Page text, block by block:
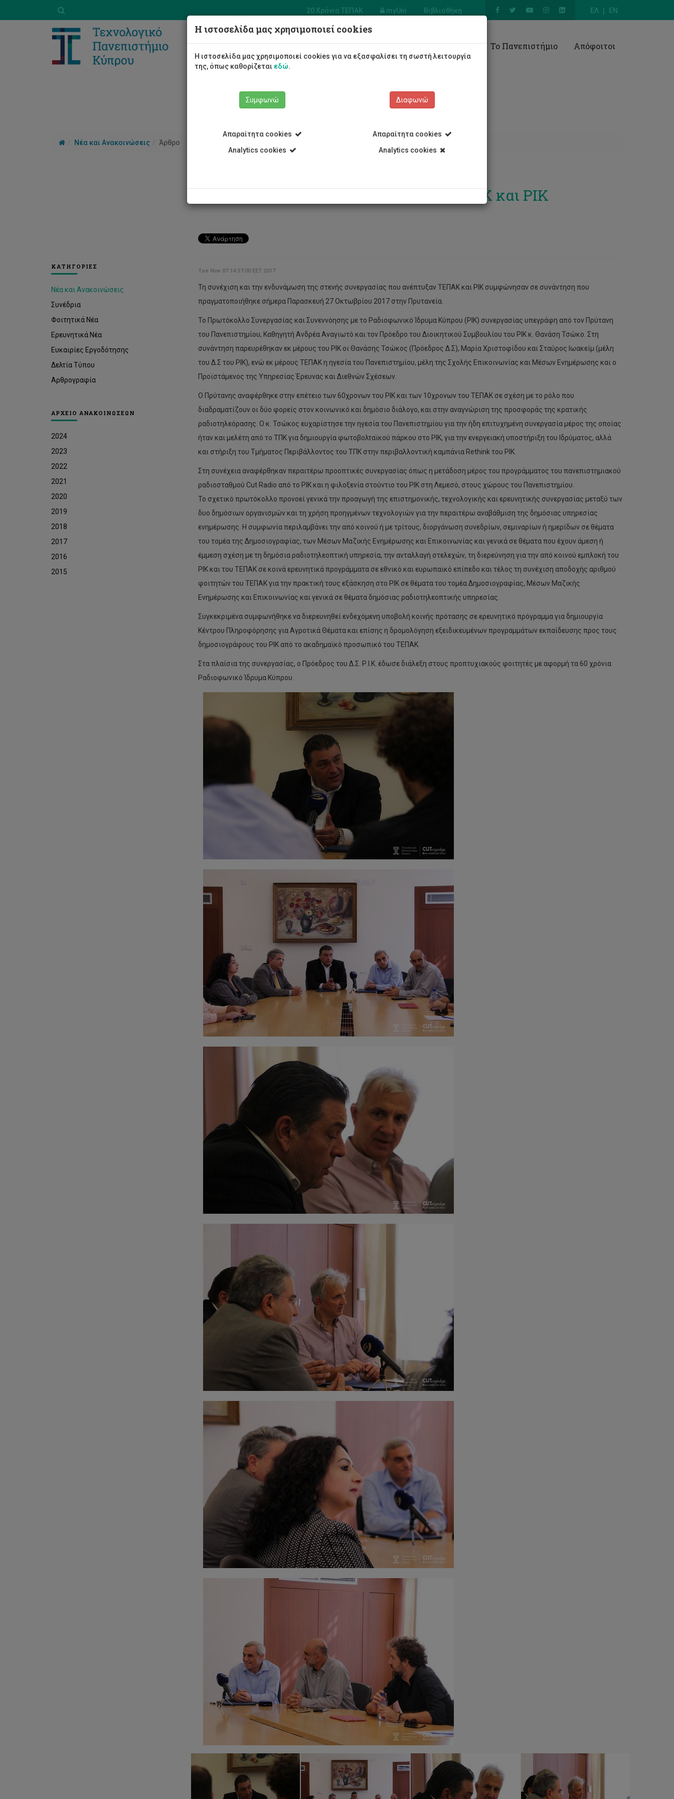
ΕΛ EN
20 Χρόνια ΤΕΠΑΚ myUni Βιβλιοθήκη
Φοιτητές/τριες Σπουδές Έρευνα Το Πανεπιστήμιο Απόφοιτοι
Νέα και Ανακοινώσεις Άρθρο
ΚΑΤΗΓΟΡΙΕΣ
Νέα και Ανακοινώσεις
Συνέδρια
Φοιτητικά Νέα
Ερευνητικά Νέα
Ευκαιρίες Εργοδότησης
Δελτία Τύπου
Αρθρογραφία
ΑΡΧΕΙΟ ΑΝΑΚΟΙΝΩΣΕΩΝ
2024
2023
2022
2021
2020
2019
2018
2017
2016
2015
Συνέχεια στη συνεργασία μεταξύ ΤΕΠΑΚ και ΡΙΚ
Tue Nov 07 14:37:00 EET 2017
Τη συνέχιση και την ενδυνάμωση της στενής συνεργασίας που ανέπτυξαν ΤΕΠΑΚ και ΡΙΚ συμφώνησαν σε συνάντηση που
πραγματοποιήθηκε σήμερα Παρασκευή 27 Οκτωβρίου 2017 στην Πρυτανεία.
Το Πρωτόκολλο Συνεργασίας και Συνεννόησης με το Ραδιοφωνικό Ίδρυμα Κύπρου (ΡΙΚ) συνεργασίας υπεγράφη από τον Πρύτανη
του Πανεπιστημίου, Καθηγητή Ανδρέα Αναγιωτό και τον Πρόεδρο του Διοικητικού Συμβουλίου του ΡΙΚ κ. Θανάση Τσώκο. Στη
συνάντηση παρευρέθηκαν εκ μέρους του ΡΙΚ οι Θανάσης Τσώκος (Πρόεδρος Δ.Σ), Μαρία Χριστοφίδου και Σταύρος Ιωακείμ (μέλη
του Δ.Σ του ΡΙΚ), ενώ εκ μέρους ΤΕΠΑΚ η ηγεσία του Πανεπιστημίου, μέλη της Σχολής Επικοινωνίας και Μέσων Ενημέρωσης και ο
Προϊστάμενος της Υπηρεσίας Έρευνας και Διεθνών Σχέσεων.
Ο Πρύτανης αναφέρθηκε στην επέτειο των 60χρονων του ΡΙΚ και των 10χρονων του ΤΕΠΑΚ σε σχέση με το ρόλο που
διαδραματίζουν οι δύο φορείς στον κοινωνικό και δημόσιο διάλογο, και στην αναγνώριση της προσφοράς της κρατικής
ραδιοτηλεόρασης. Ο κ. Τσώκος ευχαρίστησε την ηγεσία του Πανεπιστημίου για την ήδη επιτυχημένη συνεργασία μέρος της οποίας
ήταν και μελέτη από το ΤΠΚ για δημιουργία φωτοβολταϊκού πάρκου στο ΡΙΚ, για την ενεργειακή υποστήριξη του Ιδρύματος, αλλά
και στήριξη του Τμήματος Περιβάλλοντος του ΤΠΚ στην περιβαλλοντική καμπάνια Rethink του ΡΙΚ.
Στη συνέχεια αναφέρθηκαν περαιτέρω προοπτικές συνεργασίας όπως η μετάδοση μέρος του προγράμματος του πανεπιστημιακού
ραδιοσταθμού Cut Radio από το ΡΙΚ και η φιλοξενία στούντιο του ΡΙΚ στη Λεμεσό, στους χώρους του Πανεπιστημίου.
Το σχετικό πρωτόκολλο προνοεί γενικά την προαγωγή της επιστημονικής, τεχνολογικής και ερευνητικής συνεργασίας μεταξύ των
δυο δημόσιων οργανισμών και τη χρήση προηγμένων τεχνολογιών για την περαιτέρω αναβάθμιση της δημόσιας υπηρεσίας
ενημέρωσης. Η συμφωνία περιλαμβάνει την από κοινού ή με τρίτους, διοργάνωση συνεδρίων, σεμιναρίων ή ημερίδων σε θέματα
του τομέα της Δημοσιογραφίας, των Μέσων Μαζικής Ενημέρωσης και Επικοινωνίας και γενικά σε θέματα που έχουν άμεση ή
έμμεση σχέση με τη δημόσια ραδιοτηλεοπτική υπηρεσία, την ανταλλαγή στελεχών, τη διερεύνηση για την από κοινού εμπλοκή του
ΡΙΚ και του ΤΕΠΑΚ σε κοινά ερευνητικά προγράμματα σε εθνικό και ευρωπαϊκό επίπεδο και τέλος τη συνέχιση αποδοχής αριθμού
φοιτητών του ΤΕΠΑΚ για την πρακτική τους εξάσκηση στο ΡΙΚ σε θέματα του τομέα Δημοσιογραφίας, Μέσων Μαζικής
Ενημέρωσης και Επικοινωνίας και γενικά σε θέματα δημόσιας ραδιοτηλεοπτικής υπηρεσίας.
Συγκεκριμένα συμφωνήθηκε να διερευνηθεί ενδεχόμενη υποβολή κοινής πρότασης σε ερευνητικό πρόγραμμα για δημιουργία
Κέντρου Πληροφόρησης για Αγροτικά Θέματα και επίσης η δρομολόγηση εξειδικευμένων προγραμμάτων εκπαίδευσης προς τους
δημοσιογράφους του ΡΙΚ από το ακαδημαϊκό προσωπικό του ΤΕΠΑΚ.
Στα πλαίσια της συνεργασίας, ο Πρόεδρος του Δ.Σ. Ρ.Ι.Κ. έδωσε διάλεξη στους προπτυχιακούς φοιτητές με αφορμή τα 60 χρόνια
Ραδιοφωνικό Ίδρυμα Κύπρου.
Η ιστοσελίδα μας χρησιμοποιεί cookies
Η ιστοσελίδα μας χρησιμοποιεί cookies για να εξασφαλίσει τη σωστή λειτουργία
της, όπως καθορίζεται εδώ.
Συμφωνώ
Απαραίτητα cookies
Analytics cookies
Διαφωνώ
Απαραίτητα cookies
Analytics cookies